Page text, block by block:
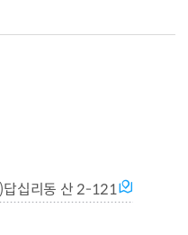
십리동 산 2-121